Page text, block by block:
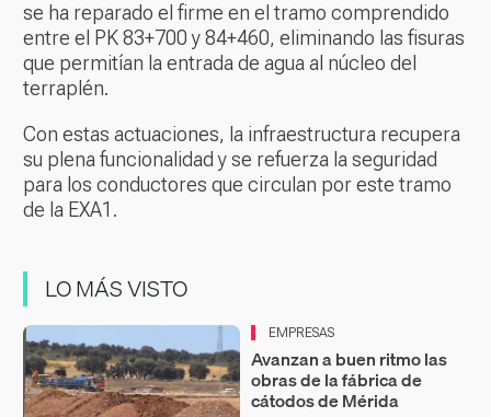
se ha reparado el firme en el tramo comprendido
entre el PK 83+700 y 84+460, eliminando las fisuras
que permitían la entrada de agua al núcleo del
terraplén.
Con estas actuaciones, la infraestructura recupera
su plena funcionalidad y se refuerza la seguridad
para los conductores que circulan por este tramo
de la EXA1.
LO MÁS VISTO
EMPRESAS
Avanzan a buen ritmo las
obras de la fábrica de
cátodos de Mérida